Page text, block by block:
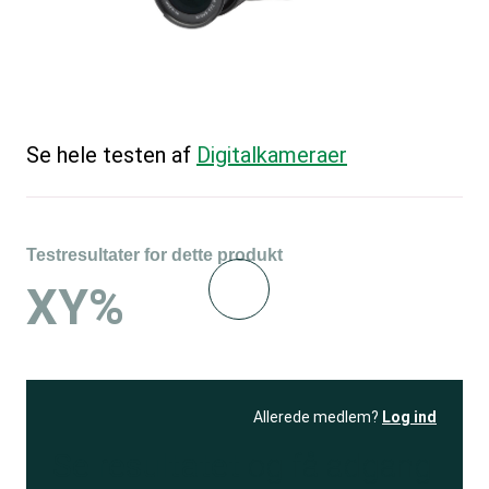
Se hele testen af Digitalkameraer
Testresultater for dette produkt
XY%
Allerede medlem? Log ind